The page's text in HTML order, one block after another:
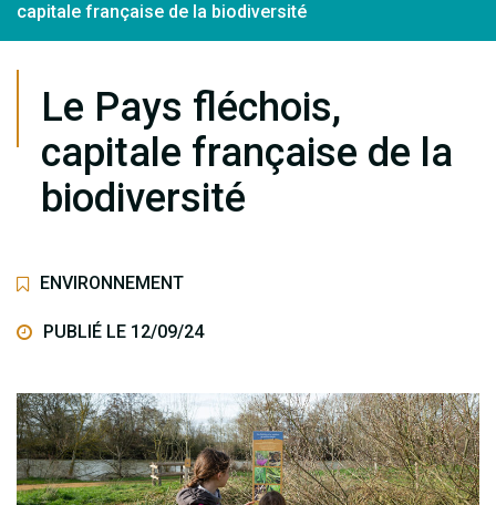
capitale française de la biodiversité
Le Pays fléchois,
capitale française de la
biodiversité
ENVIRONNEMENT
PUBLIÉ LE 12/09/24